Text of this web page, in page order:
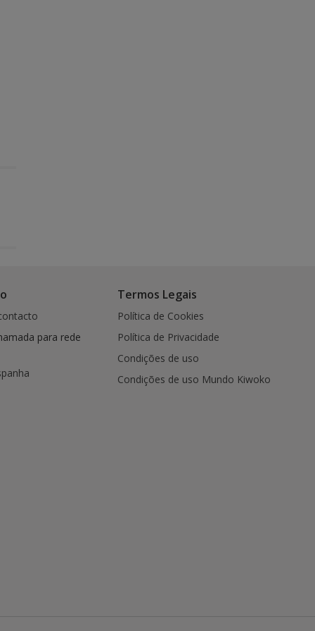
para rede
Termos Legais
Política de Cookies
Política de Privacidade
Condições de uso
Condições de uso Mundo Kiwoko